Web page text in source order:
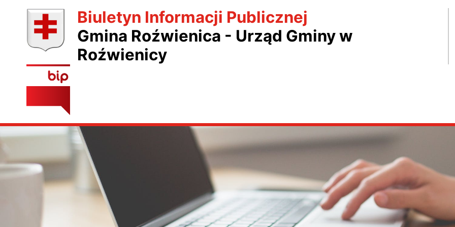
Biuletyn Informacji Publicznej
Gmina Roźwienica - Urząd Gminy w
Roźwienicy